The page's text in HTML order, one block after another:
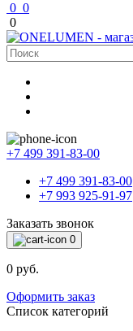
0 0
0
+7 499 391-83-00
+7 499 391-83-00
+7 993 925-91-97
Заказать звонок
0
0 руб.
Оформить заказ
Список категорий